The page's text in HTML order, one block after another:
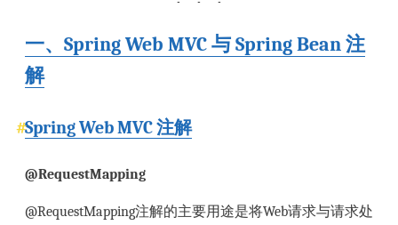
一、Spring Web MVC 与 Spring Bean 注
解
Spring Web MVC 注解
@RequestMapping
@RequestMapping注解的主要用途是将Web请求与请求处